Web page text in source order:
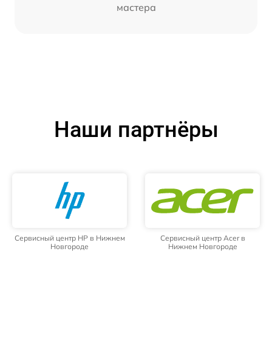
мастера
Наши партнёры
Сервисный центр HP в Нижнем
Новгороде
Сервисный центр Acer в
Нижнем Новгороде